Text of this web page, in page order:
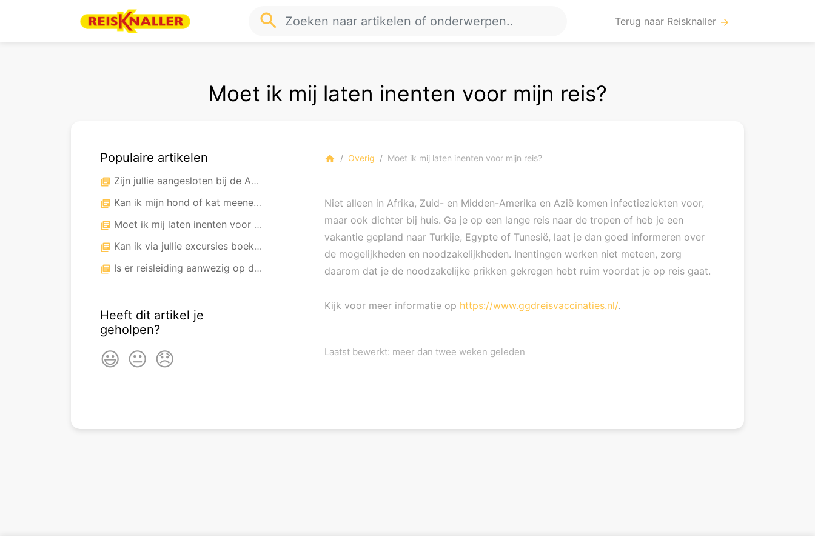
search Terug naar Reisknaller arrow_forward
Moet ik mij laten inenten voor mijn reis?
Populaire artikelen
library_books Zijn jullie aangesloten bij de ANVR en/of SGR?
library_books Kan ik mijn hond of kat meenemen op vakantie?
library_books Moet ik mij laten inenten voor mijn reis?
library_books Kan ik via jullie excursies boeken?
library_books Is er reisleiding aanwezig op de bestemming?
Heeft dit artikel je
geholpen?
😃 😐 😞
home Overig Moet ik mij laten inenten voor mijn reis?
Niet alleen in Afrika, Zuid- en Midden-Amerika en Azië komen infectieziekten voor,
maar ook dichter bij huis. Ga je op een lange reis naar de tropen of heb je een
vakantie gepland naar Turkije, Egypte of Tunesië, laat je dan goed informeren over
de mogelijkheden en noodzakelijkheden. Inentingen werken niet meteen, zorg
daarom dat je de noodzakelijke prikken gekregen hebt ruim voordat je op reis gaat.
Kijk voor meer informatie op https://www.ggdreisvaccinaties.nl/.
Laatst bewerkt: meer dan twee weken geleden